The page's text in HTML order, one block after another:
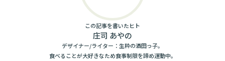
この記事を書いたヒト
庄司 あやの
デザイナー/ライター：生粋の酒田っ子。
食べることが大好きなため食事制限を諦め運動中。